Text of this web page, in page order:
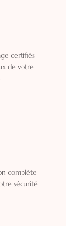
certifiés
de votre
complète
sécurité